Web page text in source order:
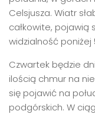
Celsjusza. Wiatr
całkowite, pojawią
widzialność poniżej
Czwartek będzie
ilością chmur na
się pojawić na
podgórskich. W